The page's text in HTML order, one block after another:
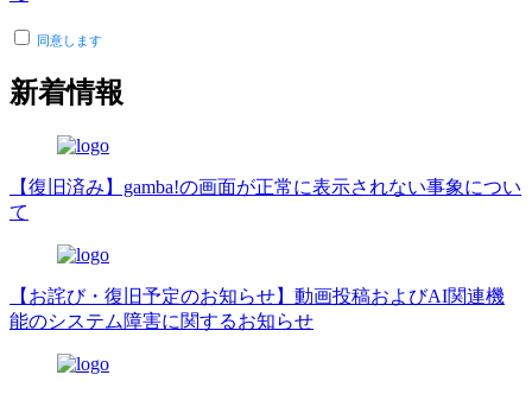
同意します
新着情報
【復旧済み】gamba!の画面が正常に表示されない事象につい
て
【お詫び・復旧予定のお知らせ】動画投稿およびAI関連機
能のシステム障害に関するお知らせ